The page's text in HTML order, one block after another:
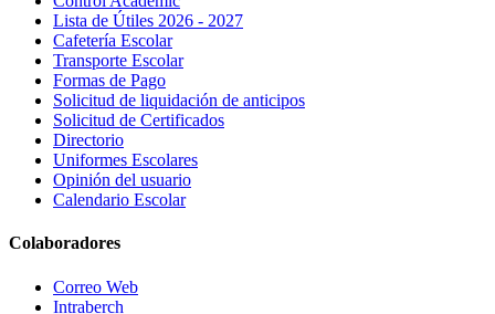
Lista de Útiles 2026 - 2027
Cafetería Escolar
Transporte Escolar
Formas de Pago
Solicitud de liquidación de anticipos
Solicitud de Certificados
Directorio
Uniformes Escolares
Opinión del usuario
Calendario Escolar
Colaboradores
Correo Web
Intraberch